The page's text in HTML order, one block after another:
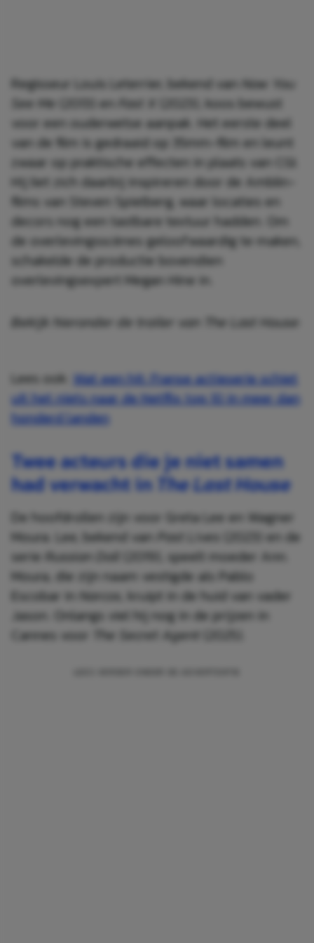
Regisseur Louis Leterrier, bekend van Now You
See Me (2013) en Fast X
(2023), koos bewust
voor een ouderwetse aanpak. Het eerste deel
van de film is gedraaid op 35mm-film en leunt
zwaar op praktische effecten in plaats van CGI.
Hij liet zich daarbij inspireren door de Amblin-
films van Steven Spielberg, waar locaties en
decors nog een tastbare textuur hadden. Om
de overlevingsscènes geloofwaardig te maken,
schakelde de productie bovendien
overlevingsexpert Megan Hine in.
Bekijk hieronder de trailer van The Last House:
Lees ook: Wat een hit: Franse actieserie schiet
uit het niets naar de Netflix top 10 in meer dan
honderd landen
Twee acteurs die je niet samen
had verwacht in The Last House
De hoofdrollen zijn voor Greta Lee en Wagner
Moura. Lee, bekend van Past Lives (2023) en de
serie Russian Doll (2019), speelt moeder Ann.
Moura, die zijn naam vestigde als Pablo
Escobar in Narcos , kruipt in de huid van vader
Jason. Onlangs viel hij nog in de prijzen in
Cannes voor
The Secret Agent (2025).